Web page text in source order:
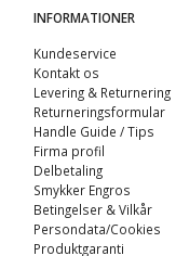
INFORMATIONER
Kundeservice
Kontakt os
Levering & Returnering
Returneringsformular
Handle Guide / Tips
Firma profil
Delbetaling
Smykker Engros
Betingelser & Vilkår
Persondata/Cookies
Produktgaranti